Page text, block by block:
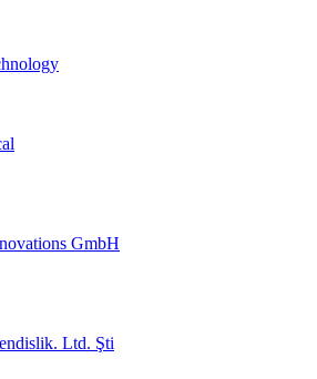
GmbH
Ltd. Şti